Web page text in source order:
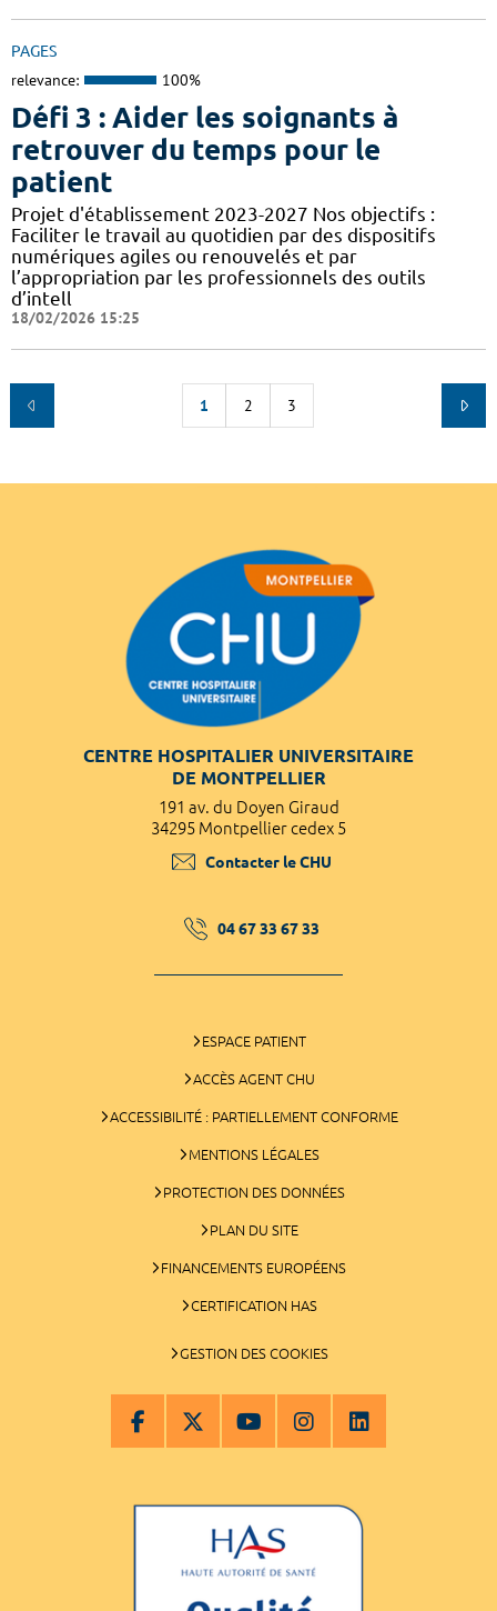
PAGES
relevance: 100%
Défi 3 : Aider les soignants à
retrouver du temps pour le
patient
Projet d'établissement 2023-2027 Nos objectifs :
Faciliter le travail au quotidien par des dispositifs
numériques agiles ou renouvelés et par
l’appropriation par les professionnels des outils
d’intell
18/02/2026 15:25
1 2 3
CENTRE HOSPITALIER UNIVERSITAIRE
DE MONTPELLIER
191 av. du Doyen Giraud
34295 Montpellier cedex 5
Contacter le CHU
04 67 33 67 33
ESPACE PATIENT
ACCÈS AGENT CHU
ACCESSIBILITÉ : PARTIELLEMENT CONFORME
MENTIONS LÉGALES
PROTECTION DES DONNÉES
PLAN DU SITE
FINANCEMENTS EUROPÉENS
CERTIFICATION HAS
GESTION DES COOKIES